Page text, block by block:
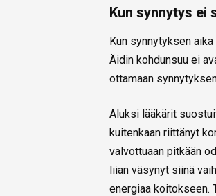
Kun synnytys ei
Kun synnytyksen
Äidin kohdunsuu ei
ottamaan
Aluksi lääkärit
kuitenkaan riittänyt
valvottuaan pitkään
liian väsynyt siinä
energiaa koitokseen.